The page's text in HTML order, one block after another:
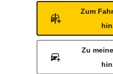
Zum
Zu